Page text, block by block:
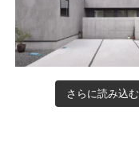
さらに読み込む